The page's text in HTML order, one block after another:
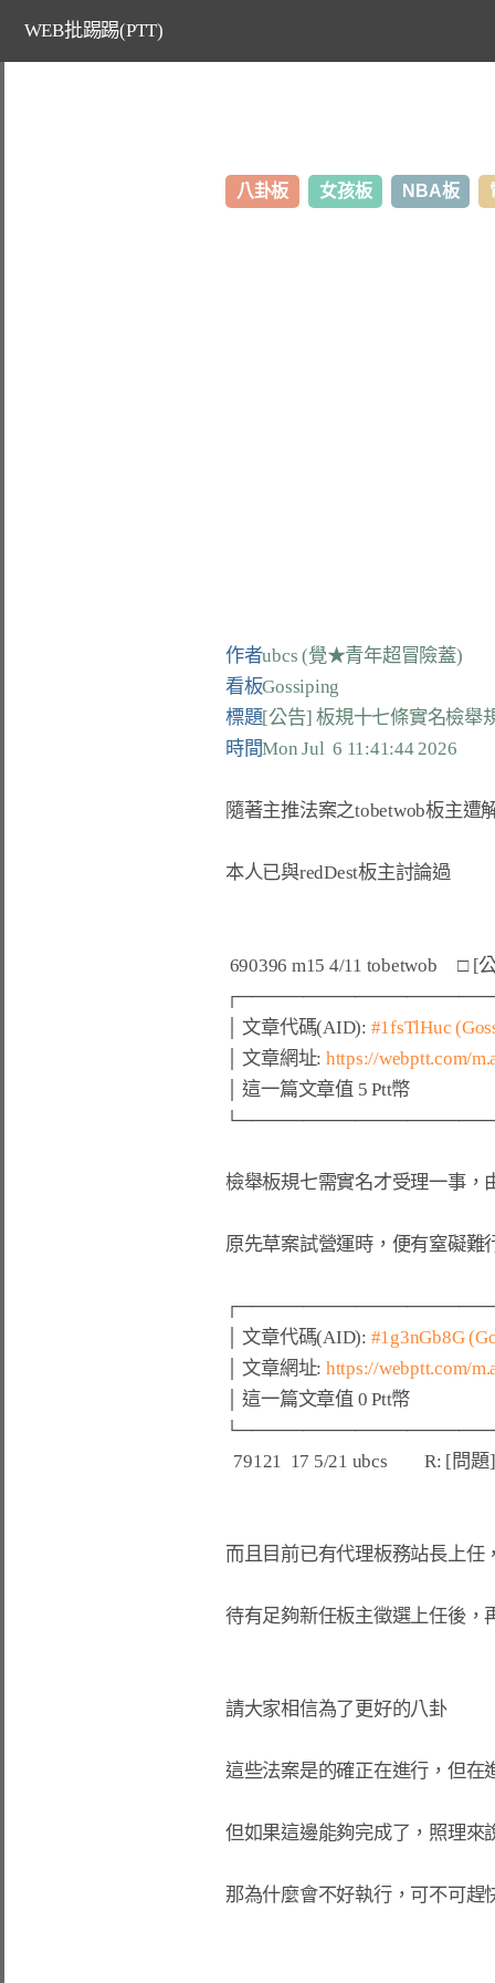
WEB批踢踢(PTT)
八卦板 女孩板 NBA板
作者ubcs (覺★青年超冒險蓋)
看板Gossiping
標題[公告] 板規十七條實名檢舉
時間Mon Jul  6 11:41:44 2026
隨著主推法案之tobetwob板主遭
本人已與redDest板主討論過
│ 文章代碼(AID): #1fsTlHuc
│ 文章網址: https://webptt.com/
│ 這一篇文章值 5 Ptt幣
檢舉板規七需實名才受理一事，
原先草案試營運時，便有窒礙難
│ 文章代碼(AID): #1g3nGb8G
│ 文章網址: https://webptt.com/
│ 這一篇文章值 0 Ptt幣
而且目前已有代理板務站長上任
待有足夠新任板主徵選上任後，
請大家相信為了更好的八卦